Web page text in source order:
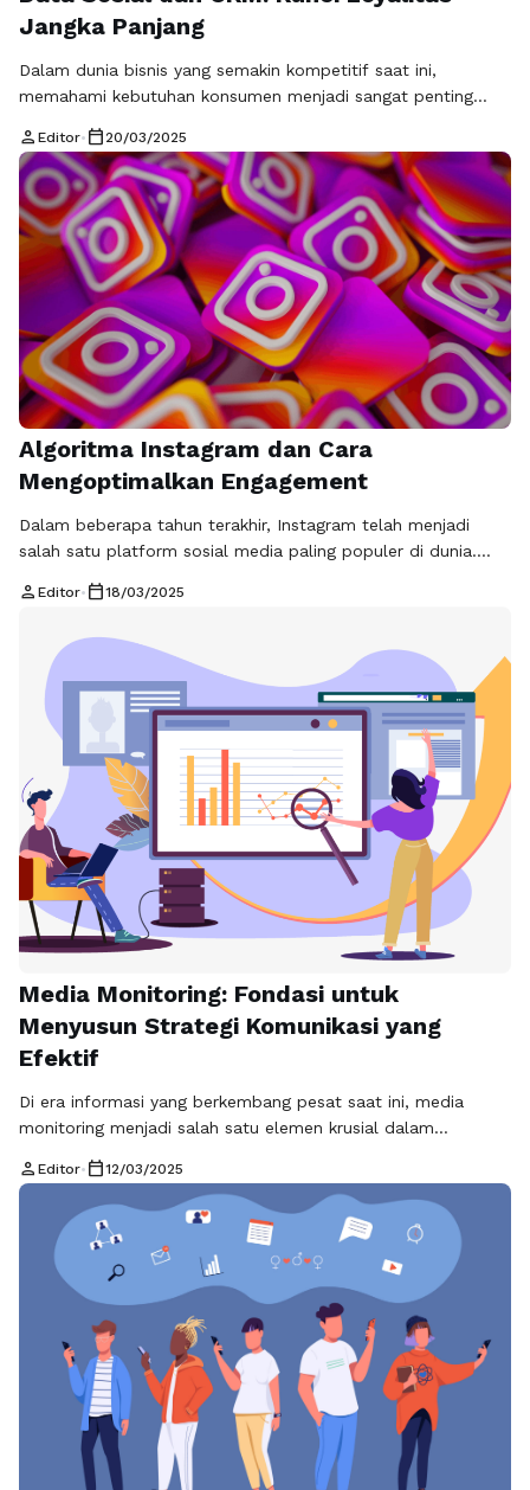
Jangka Panjang
Dalam dunia bisnis yang semakin kompetitif saat ini,
memahami kebutuhan konsumen menjadi sangat penting
cara efektif untuk mencapai pemahaman tersebut adalah
dengan mengintegrasikan Social Listening dan CRM
(Customer Relationship Management). Dengan
memanfaatkan kedua alat ini secara bersamaan, perusahaan
dapat mengenali pola perilaku, preferensi, dan keinginan
konsumen secara …Baca Selengkapnya
person Editor• calendar_today 20/03/2025
Algoritma Instagram dan Cara
Mengoptimalkan Engagement
Dalam beberapa tahun terakhir, Instagram telah menjadi
salah satu platform sosial media paling populer di dunia.
Instagram menawarkan kesempatan besar bagi individu dan
dengan algoritma yang selalu berubah, banyak yang masih
bingung tentang bagaimana cara mengoptimalkan
engagement Instagram mereka. …Baca Selengkapnya
person Editor• calendar_today18/03/2025
Media Monitoring: Fondasi untuk
Menyusun Strategi Komunikasi yang
Efektif
Di era informasi yang berkembang pesat saat ini, media
monitoring menjadi salah satu elemen krusial dalam
banyaknya sumber informasi dan media yang tersedia,
penting bagi organisasi untuk dapat memantau dan
menganalisis apa yang terjadi di luar sana. Strategi efektif
media monitoring tidak hanya membantu dalam memahami
opini publik, tetapi … Baca Selengkapnya
person Editor• calendar_today12/03/2025